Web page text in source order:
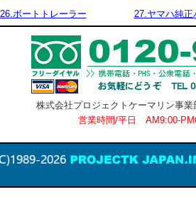
26.ボートトレーラー
27.ヤマハ純正
株式会社プロジェクトケーマリン事
営業時間/平日 AM9:00-